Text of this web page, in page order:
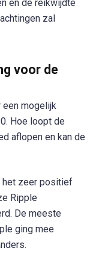
en de reikwijdte
zal
voor de
een mogelijk
Hoe loopt de
aflopen en kan de
het zeer positief
Ripple
De meeste
ging mee